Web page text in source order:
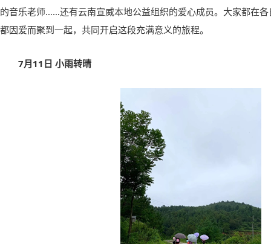
的音乐老师……还有云南宣威本地公益组织的爱心成员。大家都在
都因爱而聚到一起，共同开启这段充满意义的旅程。
7月11 日 小雨转晴